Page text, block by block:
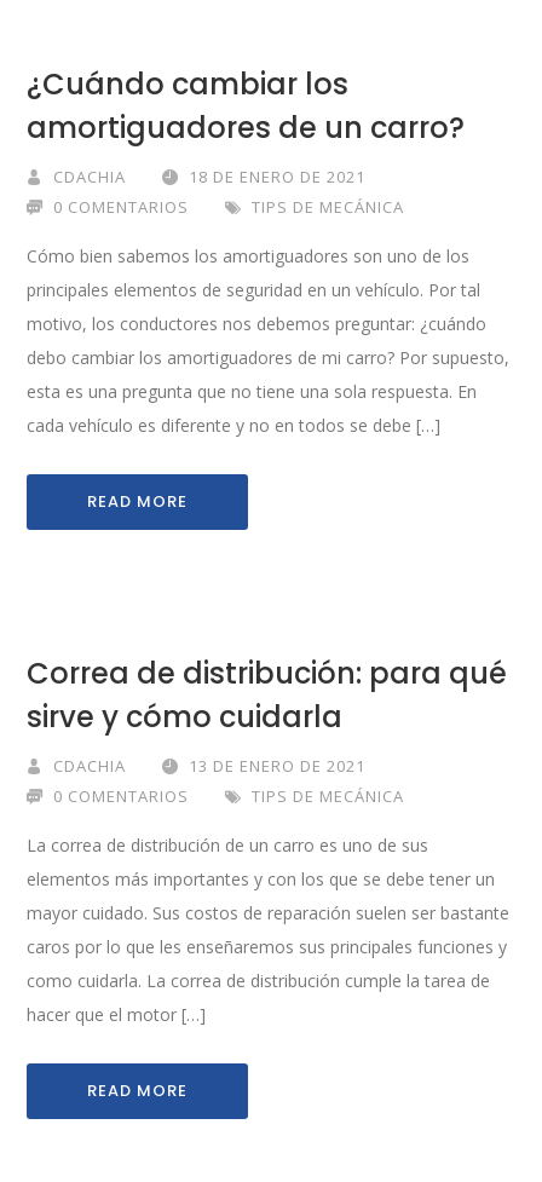
¿Cuándo cambiar los
amortiguadores de un carro?
CDACHIA
18 DE ENERO DE 2021
0 COMENTARIOS
TIPS DE MECÁNICA
Cómo bien sabemos los amortiguadores son uno de los
principales elementos de seguridad en un vehículo. Por tal
motivo, los conductores nos debemos preguntar: ¿cuándo
debo cambiar los amortiguadores de mi carro? Por supuesto,
esta es una pregunta que no tiene una sola respuesta. En
cada vehículo es diferente y no en todos se debe […]
READ MORE
Correa de distribución: para qué
sirve y cómo cuidarla
CDACHIA
13 DE ENERO DE 2021
0 COMENTARIOS
TIPS DE MECÁNICA
La correa de distribución de un carro es uno de sus
elementos más importantes y con los que se debe tener un
mayor cuidado. Sus costos de reparación suelen ser bastante
caros por lo que les enseñaremos sus principales funciones y
como cuidarla. La correa de distribución cumple la tarea de
hacer que el motor […]
READ MORE